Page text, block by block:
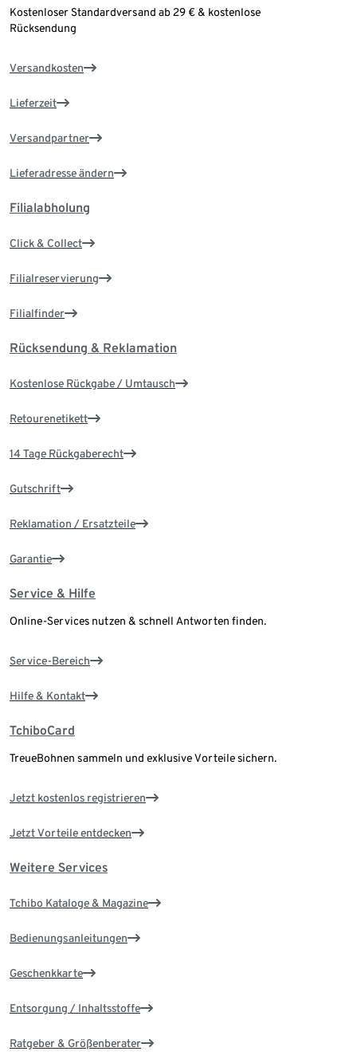
Kostenloser Standardversand ab 29 € & kostenlose
Rücksendung
Versandkosten
Lieferzeit
Versandpartner
Lieferadresse ändern
Filialabholung
Click & Collect
Filialreservierung
Filialfinder
Rücksendung & Reklamation
Kostenlose Rückgabe / Umtausch
Retourenetikett
14 Tage Rückgaberecht
Gutschrift
Reklamation / Ersatzteile
Garantie
Service & Hilfe
Online-Services nutzen & schnell Antworten finden.
Service-Bereich
Hilfe & Kontakt
TchiboCard
TreueBohnen sammeln und exklusive Vorteile sichern.
Jetzt kostenlos registrieren
Jetzt Vorteile entdecken
Weitere Services
Tchibo Kataloge & Magazine
Bedienungsanleitungen
Geschenkkarte
Entsorgung / Inhaltsstoffe
Ratgeber & Größenberater